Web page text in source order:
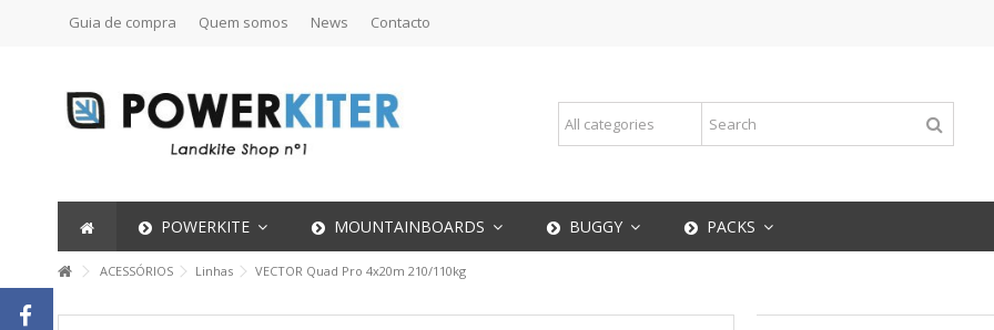
Guia de compra Quem somos News Contacto
POWERKITE MOUNTAINBOARDS BUGGY PACKS
ACESSÓRIOS Linhas VECTOR Quad Pro 4x20m 210/110kg